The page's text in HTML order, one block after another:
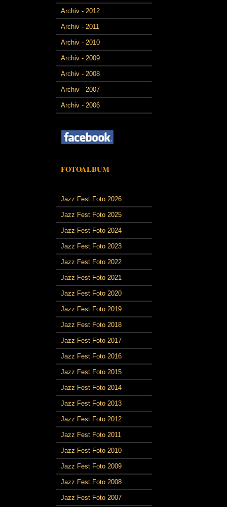
Archiv - 2012
Archiv - 2011
Archiv - 2010
Archiv - 2009
Archiv - 2008
Archiv - 2007
Archiv - 2006
FOTOALBUM
Jazz Fest Foto 2026
Jazz Fest Foto 2025
Jazz Fest Foto 2024
Jazz Fest Foto 2023
Jazz Fest Foto 2022
Jazz Fest Foto 2021
Jazz Fest Foto 2020
Jazz Fest Foto 2019
Jazz Fest Foto 2018
Jazz Fest Foto 2017
Jazz Fest Foto 2016
Jazz Fest Foto 2015
Jazz Fest Foto 2014
Jazz Fest Foto 2013
Jazz Fest Foto 2012
Jazz Fest Foto 2011
Jazz Fest Foto 2010
Jazz Fest Foto 2009
Jazz Fest Foto 2008
Jazz Fest Foto 2007